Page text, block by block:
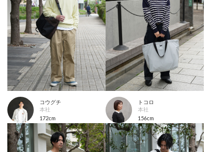
コウグチ
本社
172cm
トコロ
本社
156cm